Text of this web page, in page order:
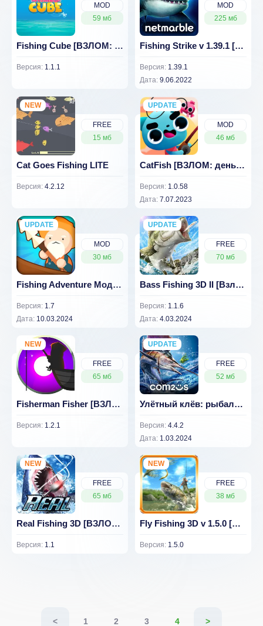
MOD
59 мб
Fishing Cube [ВЗЛОМ: Бесконечные деньги] 1.1.1
Версия: 1.1.1
MOD
225 мб
Fishing Strike v 1.39.1 [ВЗЛОМ на урон]
Версия: 1.39.1
Дата: 9.06.2022
FREE
15 мб
NEW
Cat Goes Fishing LITE
Версия: 4.2.12
MOD
46 мб
UPDATE
NEW
CatFish [ВЗЛОМ: деньги] v 1.0.58
Версия: 1.0.58
Дата: 7.07.2023
MOD
30 мб
UPDATE
NEW
Fishing Adventure Мод (Много Денег)
Версия: 1.7
Дата: 10.03.2024
FREE
70 мб
UPDATE
NEW
Bass Fishing 3D II [Взлом на деньги] v1.1.6
Версия: 1.1.6
Дата: 4.03.2024
FREE
65 мб
NEW
Fisherman Fisher [ВЗЛОМ: много денег] v 1.2.1
Версия: 1.2.1
FREE
52 мб
UPDATE
NEW
Улётный клёв: рыбалка в 3D [ВЗЛОМ] v 4.4.2
Версия: 4.4.2
Дата: 1.03.2024
FREE
65 мб
NEW
Real Fishing 3D [ВЗЛОМ: Много монет] v 1.1
Версия: 1.1
FREE
38 мб
NEW
Fly Fishing 3D v 1.5.0 [ВЗЛОМ: Много денег]
Версия: 1.5.0
< 1 2 3 4 >